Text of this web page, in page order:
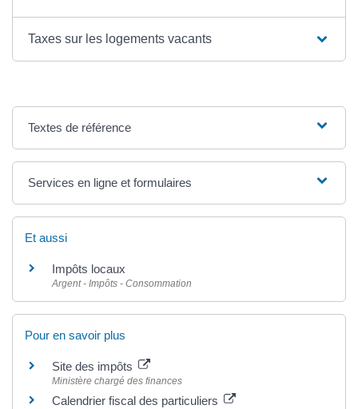
Taxes sur les logements vacants
Textes de référence
Services en ligne et formulaires
Et aussi
Impôts locaux
Argent - Impôts - Consommation
Pour en savoir plus
Site des impôts
Ministère chargé des finances
Calendrier fiscal des particuliers